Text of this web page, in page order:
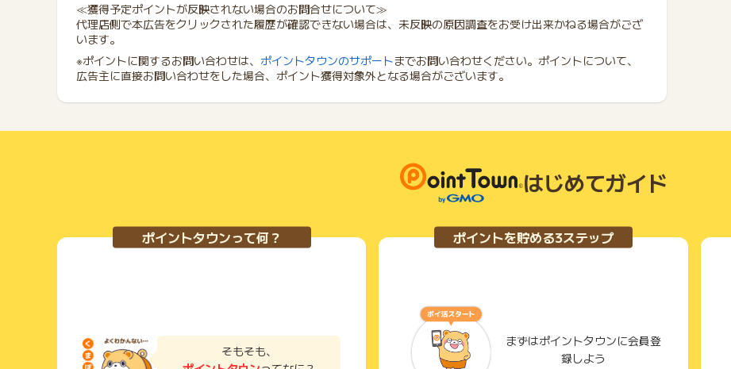
≪獲得予定ポイントが反映されない場合のお問合せについて≫
代理店側で本広告をクリックされた履歴が確認できない場合は、未反映の原因調査をお受け出来かねる場合がござ
います。
※ポイントに関するお問い合わせは、 ポイントタウンのサポートまでお問い合わせください。ポイントについて、
広告主に直接お問い合わせをした場合、ポイント獲得対象外となる場合がございます。
はじめてガイド
ポイントタウンって何？
そもそも、
ポイントを貯める3ステップ
まずはポイントタウンに会員登
録しよう